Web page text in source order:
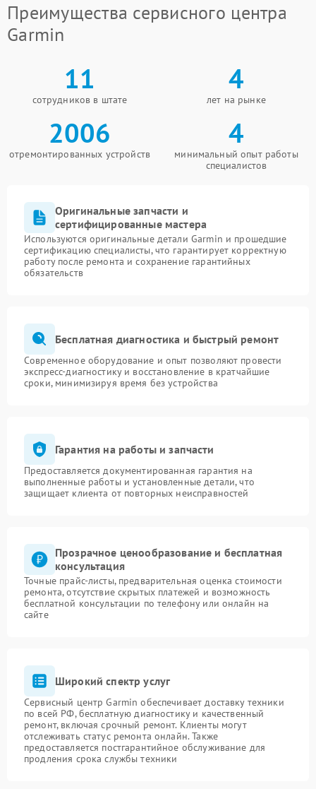
Преимущества сервисного центра
Garmin
11
сотрудников в штате
4
лет на рынке
2006
отремонтированных устройств
4
минимальный опыт работы
специалистов
Оригинальные запчасти и
сертифицированные мастера
Используются оригинальные детали Garmin и прошедшие
сертификацию специалисты, что гарантирует корректную
работу после ремонта и сохранение гарантийных
обязательств
Бесплатная диагностика и быстрый ремонт
Современное оборудование и опыт позволяют провести
экспресс-диагностику и восстановление в кратчайшие
сроки, минимизируя время без устройства
Гарантия на работы и запчасти
Предоставляется документированная гарантия на
выполненные работы и установленные детали, что
защищает клиента от повторных неисправностей
Прозрачное ценообразование и бесплатная
консультация
Точные прайс-листы, предварительная оценка стоимости
ремонта, отсутствие скрытых платежей и возможность
бесплатной консультации по телефону или онлайн на
сайте
Широкий спектр услуг
Сервисный центр Garmin обеспечивает доставку техники
по всей РФ, бесплатную диагностику и качественный
ремонт, включая срочный ремонт. Клиенты могут
отслеживать статус ремонта онлайн. Также
предоставляется постгарантийное обслуживание для
продления срока службы техники